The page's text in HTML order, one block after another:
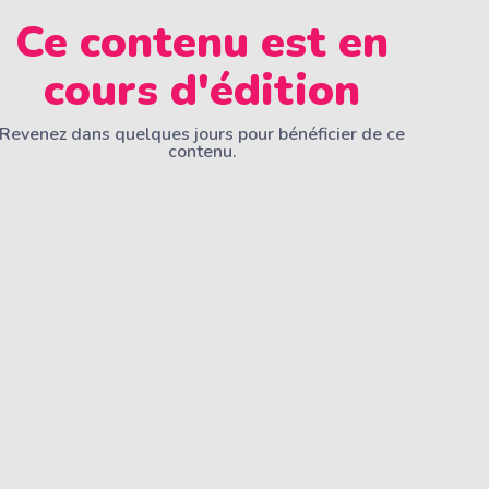
Ce contenu est en
cours d'édition
Revenez dans quelques jours pour bénéficier de ce
contenu.